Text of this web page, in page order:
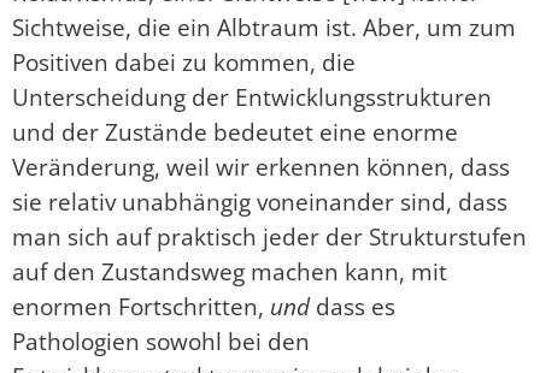
Sichtweise, die ein Albtraum ist. Aber, um zum
Positiven dabei zu kommen, die
Unterscheidung der Entwicklungsstrukturen
und der Zustände bedeutet eine enorme
Veränderung, weil wir erkennen können, dass
sie relativ unabhängig voneinander sind, dass
man sich auf praktisch jeder der Strukturstufen
auf den Zustandsweg machen kann, mit
enormen Fortschritten, unddass es
Pathologien sowohl bei den